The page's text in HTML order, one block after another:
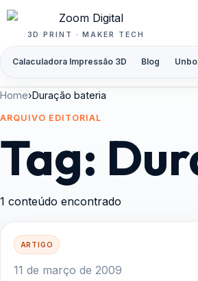
Pular para o conteúdo
3D PRINT · MAKER TECH
Calaculadora Impressão 3D Blog
Home›Duração bateria
ARQUIVO EDITORIAL
Tag:
1 conteúdo encontrado
ARTIGO
11 de março de 2009